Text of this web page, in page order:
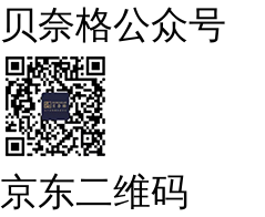
贝奈格公众号
京东二维码